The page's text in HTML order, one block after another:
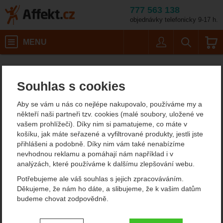
Souhlas s cookies
Aby se vám u nás co nejlépe nakupovalo, používáme my a
někteří naši partneři tzv. cookies (malé soubory, uložené ve
vašem prohlížeči). Díky nim si pamatujeme, co máte v
košíku, jak máte seřazené a vyfiltrované produkty, jestli jste
přihlášeni a podobně. Díky nim vám také nenabízíme
nevhodnou reklamu a pomáhají nám například i v
analýzách, které používáme k dalšímu zlepšování webu.
Potřebujeme ale váš souhlas s jejich zpracováváním.
Děkujeme, že nám ho dáte, a slibujeme, že k vašim datům
budeme chovat zodpovědně.
Nastavení souhlasů s kategoriemi
777 563 138
objednávky telefonicky 9-17 h.
MENU
Délka:
Petzl Absorbica Y MGO EU
Fotografie